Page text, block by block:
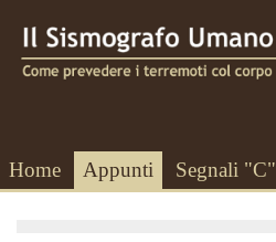
Home Appunti Segnali "C"